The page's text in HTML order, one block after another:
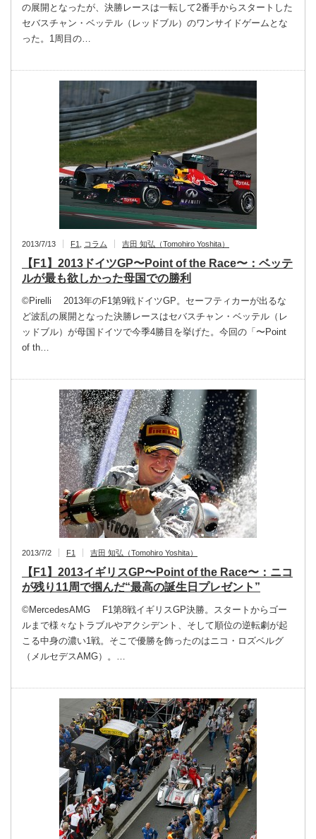
の展開となったが、決勝レースは一転して2番手からスタートした
セバスチャン・ベッテル（レッドブル）のワンサイドゲームとな
った。1周目の…
2013/7/13 F1 コラム 吉田 知弘（Tomohiro Yoshita）
【F1】2013ドイツGP〜Point of the Race〜：ベッテ
ルが最も欲しかった母国での勝利
©Pirelli 2013年のF1第9戦ドイツGP。セーフティカーが出るな
ど波乱の展開となった決勝レースはセバスチャン・ベッテル（レ
ッドブル）が母国ドイツで今季4勝目を挙げた。今回の「〜Point
of th…
2013/7/2 F1 吉田 知弘（Tomohiro Yoshita）
【F1】2013イギリスGP〜Point of the Race〜：ニコ
が残り11周で掴んだ“最高の誕生日プレゼント”
©MercedesAMG F1第8戦イギリスGP決勝。スタートからゴー
ルまで様々なトラブルやアクシデント、そして順位の逆転劇が起
こる中身の濃い1戦。そこで優勝を飾ったのはニコ・ロズベルグ
（メルセデスAMG）。…